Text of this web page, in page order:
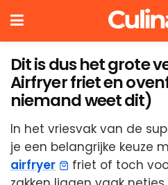
Dit is dus het grote
Airfryer friet en
niemand weet dit)
In het vriesvak van de
je een belangrijke keuze
airfryer
friet of toch